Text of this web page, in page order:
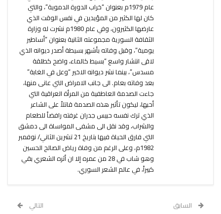
عام 1979م بعنوان “خراب الدورة الدموية”، والتي
كان لها الكثير من المؤيدين في نفس الوقت الذي
عارضها الكثيرون، وفي عام 1980م نشرت له وزارة
الثقافة السورية مجموعته الثانية بعنوان “أساطير
يومية”، وقبل وفاته بأشهر بسيطة أصدر ديوانه الذي
لاقى انتشار واسع “بسيط كالماء، واضح كطلقة
مسدس”، بينما نشر ديوانه الاخير “وعل في الغابة”
بعد وفاته بعام. الى جانب الامراض التي عانى منها،
جاءت الصدمة العاطفية من المرأة العراقية التي
أحبها، ليكون تأثير هذه الصدمة قاتلاً على الشاعر
الذي ترك نفسه حبيس جدران غرفته رافضاً للطعام
والشراب، وقد نقل الى مشفى المواساة الى دمشق
التي فارق الحياة فيها بتاريخ 21 تشرين الثاني/ نوفمبر
1982م، وعلى الرغم من وفاة رياض الصالح الحسين
وهو شاب في 28 من عمره إلا ان أثره الشعري بقي
كبيراً، في عالم الشعر السوري.
السابق التالي